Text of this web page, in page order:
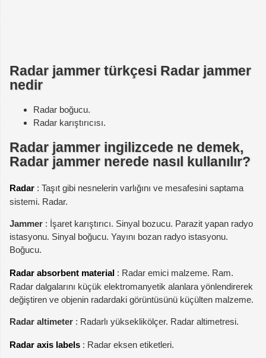
Radar jammer türkçesi Radar jammer
nedir
Radar boğucu.
Radar karıştırıcısı.
Radar jammer ingilizcede ne demek,
Radar jammer nerede nasıl kullanılır?
Radar : Taşıt gibi nesnelerin varlığını ve mesafesini saptama
sistemi. Radar.
Jammer : İşaret karıştırıcı. Sinyal bozucu. Parazit yapan radyo
istasyonu. Sinyal boğucu. Yayını bozan radyo istasyonu.
Boğucu.
Radar absorbent material : Radar emici malzeme. Ram.
Radar dalgalarını küçük elektromanyetik alanlara yönlendirerek
değiştiren ve objenin radardaki görüntüsünü küçülten malzeme.
Radar altimeter : Radarlı yükseklikölçer. Radar altimetresi.
Radar axis labels : Radar eksen etiketleri.